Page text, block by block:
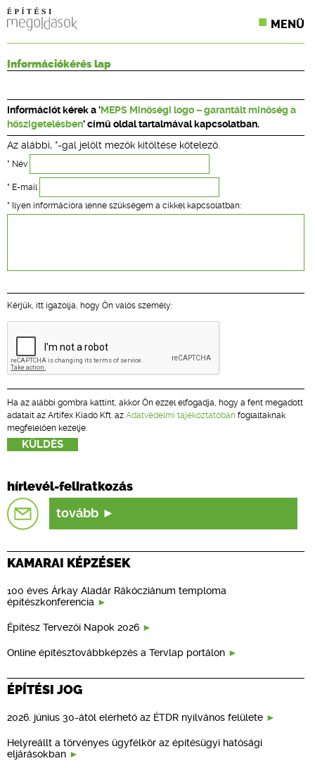
MENÜ
CPR TERMÉKKIÍRÁS
ÉPÍTÉSI JOG
ONLINE KÉPZÉSEK
TERVEZÉSI SEGÉDLETEK
Információkérés lap
Információt kérek a ' MEPS Minőségi logo – garantált minőség a
hőszigetelésben' című oldal tartalmával kapcsolatban.
Az alábbi, *-gal jelölt mezők kitöltése kötelező.
* Név
* E-mail
* Ilyen információra lenne szükségem a cikkel kapcsolatban:
Kérjük, itt igazolja, hogy Ön valós személy:
Ha az alábbi gombra kattint, akkor Ön ezzel elfogadja, hogy a fent megadott
adatait az Artifex Kiadó Kft. az Adatvédelmi tájékoztatóban foglaltaknak
megfelelően kezelje.
hírlevél-feliratkozás
tovább
KAMARAI KÉPZÉSEK
100 éves Árkay Aladár Rákócziánum temploma
építészkonferencia
Építész Tervezői Napok 2026
Online építésztovábbképzés a Tervlap portálon
ÉPÍTÉSI JOG
2026. június 30-ától elérhető az ÉTDR nyilvános felülete
Helyreállt a törvényes ügyfélkör az építésügyi hatósági
eljárásokban